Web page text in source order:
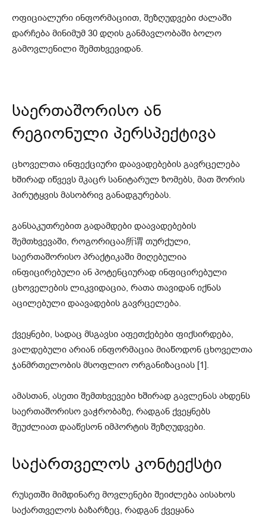
ოფიციალური ინფორმაციით, შეზღუდვები ძალაში
დარჩება მინიმუმ 30 დღის განმავლობაში ბოლო
გამოვლენილი შემთხვევიდან.
საერთაშორისო ან
რეგიონული პერსპექტივა
ცხოველთა ინფექციური დაავადებების გავრცელება
ხშირად იწვევს მკაცრ სანიტარულ ზომებს, მათ შორის
პირუტყვის მასობრივ განადგურებას.
განსაკუთრებით გადამდები დაავადებების
შემთხვევაში, როგორიცაა所谓 თურქული,
საერთაშორისო პრაქტიკაში მიღებულია
ინფიცირებული ან პოტენციურად ინფიცირებული
ცხოველების ლიკვიდაცია, რათა თავიდან იქნას
აცილებული დაავადების გავრცელება.
ქვეყნები, სადაც მსგავსი აფეთქებები ფიქსირდება,
ვალდებული არიან ინფორმაცია მიაწოდონ ცხოველთა
ჯანმრთელობის მსოფლიო ორგანიზაციას [1].
ამასთან, ასეთი შემთხვევები ხშირად გავლენას ახდენს
საერთაშორისო ვაჭრობაზე, რადგან ქვეყნებს
შეუძლიათ დააწესონ იმპორტის შეზღუდვები.
საქართველოს კონტექსტი
რუსეთში მიმდინარე მოვლენები შეიძლება აისახოს
საქართველოს ბაზარზეც, რადგან ქვეყანა